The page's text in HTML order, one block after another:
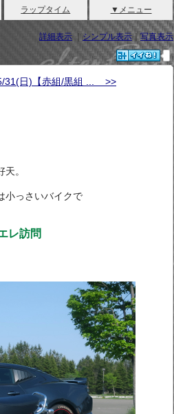
ラップタイム ▼メニュー
詳細表示 ｜シンプル表示｜写真表示
31(日)【赤組/黒組 ... >>
。
小っさいバイクで
レ訪問